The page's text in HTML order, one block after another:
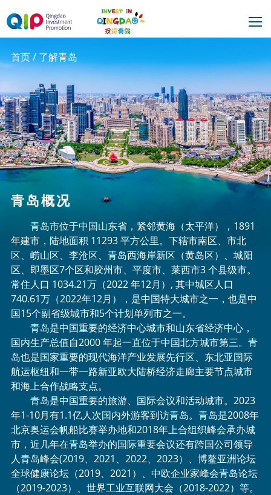
首页/了解青岛
青岛概况
青岛市位于中国山东省，紧邻黄海（太平洋），1891
年建市，陆地面积 11293 平方公里。下辖市南区、市北
区、崂山区、李沧区、青岛西海岸新区（黄岛区）、城阳
区、即墨区7个区和胶州市、平度市、莱西市3 个县级市。
常住人口 1034.21万（2022 年12月）, 其中城区人口
740.61万（2022年12月），是中国特大城市之一，也是中
国15个副省级城市和5个计划单列市之一。
青岛是中国重要的经济中心城市和山东省经济中心，
国内生产总值自2000 年起一直位于中国北方城市第三。青
岛也是国家重要的现代海洋产业发展先行区、东北亚国际
航运枢纽和一带一路新亚欧大陆桥经济走廊主要节点城市
和海上合作战略支点。
青岛是中国重要的旅游、国际会议和活动城市。2023
年1-10月有1.1亿人次国内外游客到访青岛。青岛是2008年
北京奥运会帆船比赛举办地和2018年上合组织峰会承办城
市，近几年在青岛举办的国际重要会议还有跨国公司领导
人青岛峰会(2019、2021、2022、2023）、博鳌亚洲论坛
全球健康论坛（2019、2021）、中欧企业家峰会青岛论坛
（2019-2023）、世界工业互联网大会（2018-2022）等。